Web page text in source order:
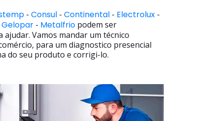
- Consul- Continental- Electrolux-
Gelopar- Metalfriopodem ser
Vamos mandar um técnico
para um diagnostico presencial
do seu produto e corrigi-lo.